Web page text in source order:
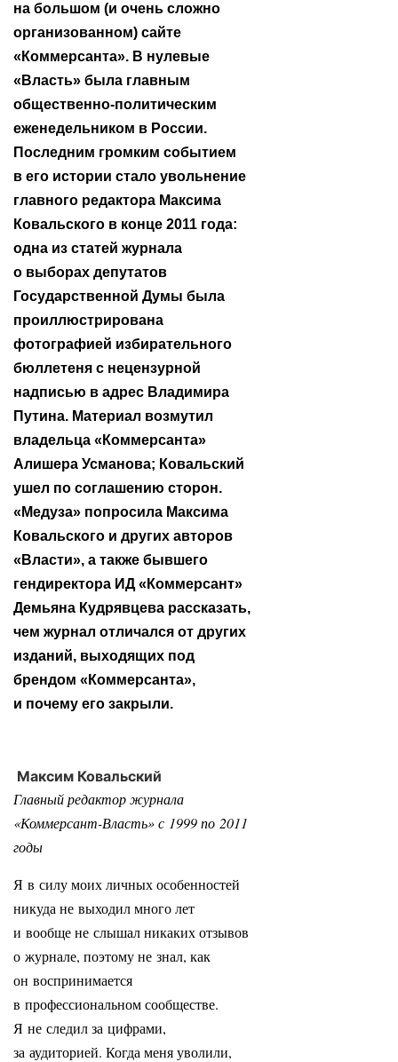
на большом (и очень сложно
организованном) сайте
«Коммерсанта». В нулевые
«Власть» была главным
общественно-политическим
еженедельником в России.
Последним громким событием
в его истории стало увольнение
главного редактора Максима
Ковальского в конце 2011 года:
одна из статей журнала
о выборах депутатов
Государственной Думы была
проиллюстрирована
фотографией избирательного
бюллетеня с нецензурной
надписью в адрес Владимира
Путина. Материал возмутил
владельца «Коммерсанта»
Алишера Усманова; Ковальский
ушел по соглашению сторон.
«Медуза» попросила Максима
Ковальского и других авторов
«Власти», а также бывшего
гендиректора ИД «Коммерсант»
Демьяна Кудрявцева рассказать,
чем журнал отличался от других
изданий, выходящих под
брендом «Коммерсанта»,
и почему его закрыли.
Максим Ковальский
Главный редактор журнала
«Коммерсант-Власть» с 1999 по 2011
годы
Я в силу моих личных особенностей
никуда не выходил много лет
и вообще не слышал никаких отзывов
о журнале, поэтому не знал, как
он воспринимается
в профессиональном сообществе.
Я не следил за цифрами,
за аудиторией. Когда меня уволили,